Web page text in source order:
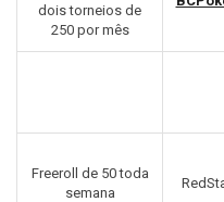
dois torneios de
250 por mês
Freeroll de 50 toda
semana